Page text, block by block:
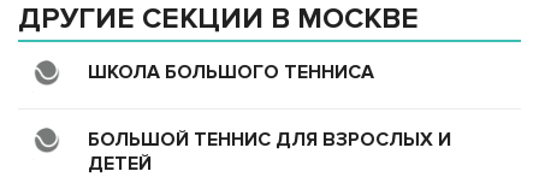
ДРУГИЕ СЕКЦИИ В МОСКВЕ
ШКОЛА БОЛЬШОГО ТЕННИСА
БОЛЬШОЙ ТЕННИС ДЛЯ ВЗРОСЛЫХ И
ДЕТЕЙ